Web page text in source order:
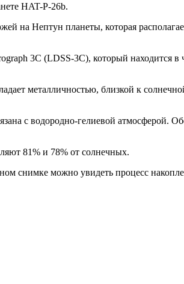
HAT-P-26b.
на Нептун планеты, которая
3C (LDSS-3C), который находится в
металличностью, близкой к
с водородно-гелиевой атмосферой.
81% и 78% от солнечных.
снимке можно увидеть процесс